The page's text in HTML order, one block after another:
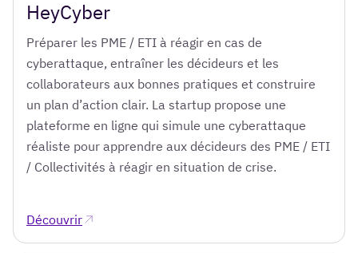
HeyCyber
Préparer les PME / ETI à réagir en cas de
cyberattaque, entraîner les décideurs et les
collaborateurs aux bonnes pratiques et construire
un plan d’action clair. La startup propose une
plateforme en ligne qui simule une cyberattaque
réaliste pour apprendre aux décideurs des PME / ETI
/ Collectivités à réagir en situation de crise.
Découvrir